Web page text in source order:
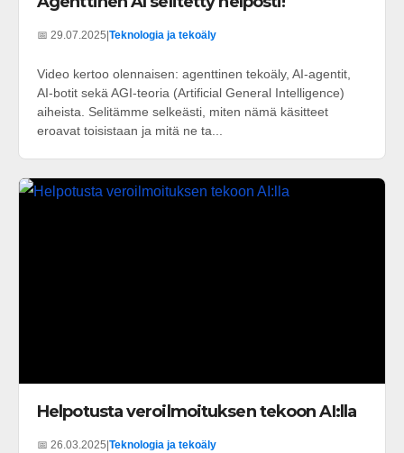
📅 29.07.2025 Teknologia ja tekoäly
Video kertoo olennaisen: agenttinen tekoäly, AI-agentit,
AI-botit sekä AGI-teoria (Artificial General Intelligence)
aiheista. Selitämme selkeästi, miten nämä käsitteet
eroavat toisistaan ja mitä ne ta...
Helpotusta veroilmoituksen tekoon AI:lla
📅 26.03.2025 Teknologia ja tekoäly